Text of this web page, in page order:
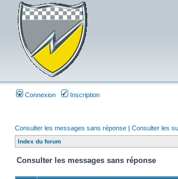
Connexion Inscription
Consulter les messages sans réponse | Consulter les
Index du forum
Consulter les messages sans réponse